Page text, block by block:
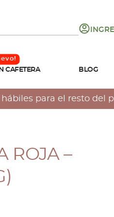
CAFETERA BLOG
para el resto del
ROJA –